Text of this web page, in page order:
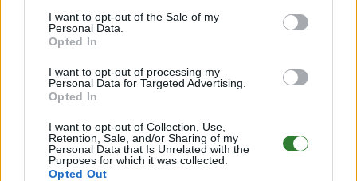
I want to opt-out of the Sale of my
Personal Data.
Opted In
I want to opt-out of processing my
Personal Data for Targeted Advertising.
Opted In
I want to opt-out of Collection, Use,
Retention, Sale, and/or Sharing of my
Personal Data that Is Unrelated with the
Purposes for which it was collected.
Opted Out
Inventar
aus der
Leiche
abholbar
Vote-
Belohnung
e
Engrammlis
InGame
Shop
Logs
Gold für
Spielzeit
abfragbar
Regelmäßig